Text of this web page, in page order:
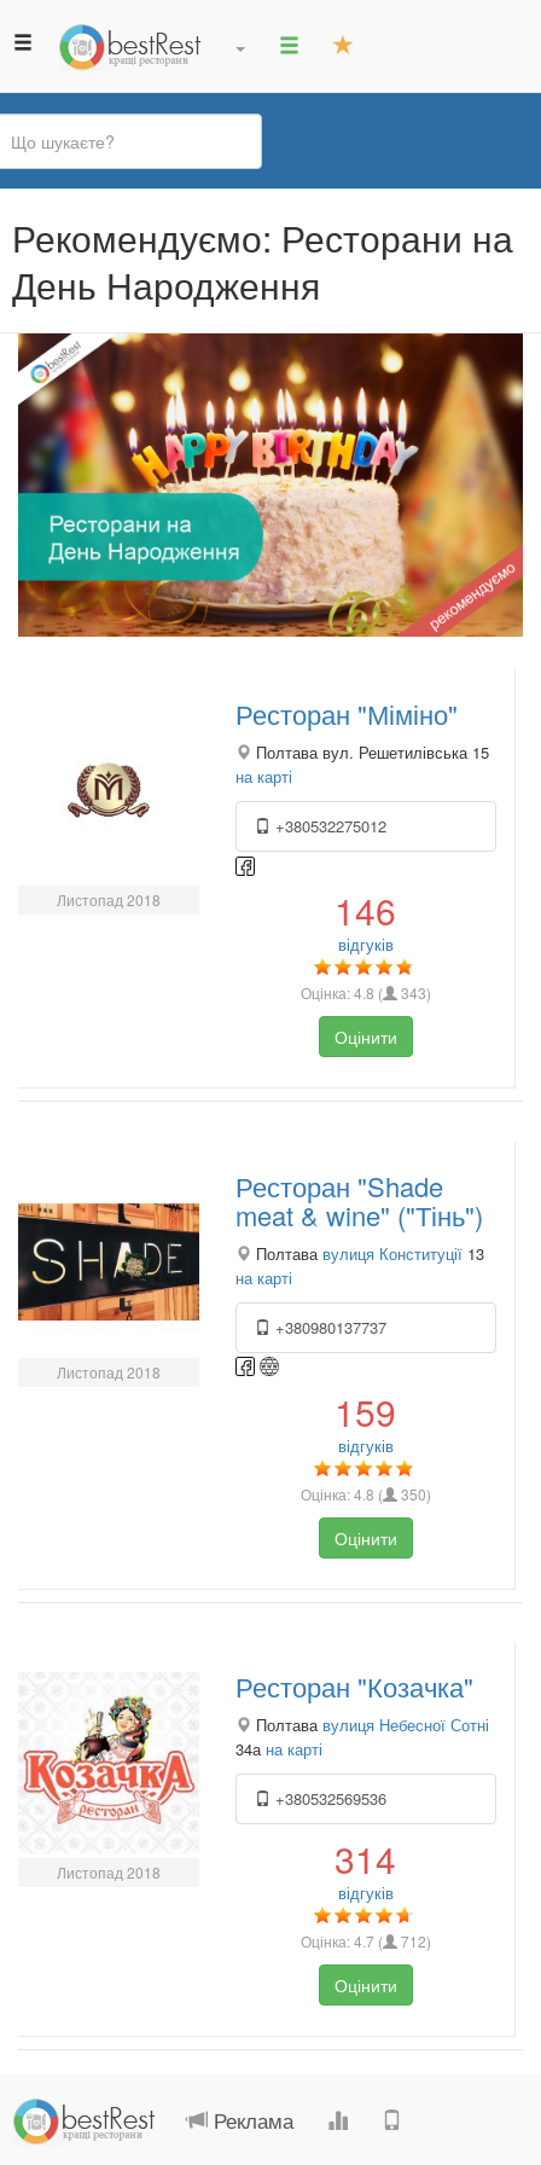
Ви
є
тут
Рекомендуємо: Ресторани на
День Народження
Листопад 2018
Ресторан "Міміно"
Полтава вул. Решетилівська 15
на карті
+380532275012
146
відгуків
Оцінка:4.8 ( 343)
Оцінити
Листопад 2018
Ресторан "Shade
meat & wine" ("Тінь")
Полтава вулиця Конституції 13
на карті
+380980137737
159
відгуків
Оцінка:4.8 ( 350)
Оцінити
Листопад 2018
Ресторан "Козачка"
Полтава вулиця Небесної Сотні
34а на карті
+380532569536
314
відгуків
Оцінка:4.7 ( 712)
Оцінити
Реклама